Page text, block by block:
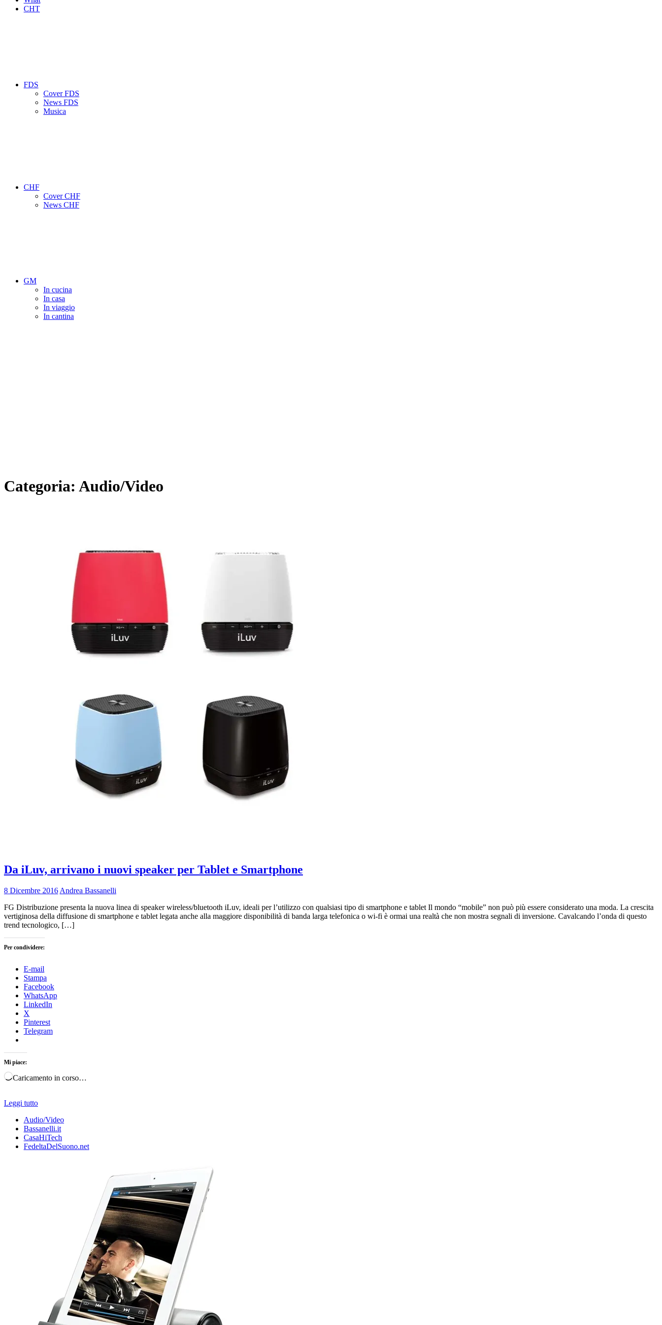
CHT
FDS
Cover FDS
News FDS
Musica
CHF
Cover CHF
News CHF
GM
In cucina
In casa
In viaggio
In cantina
Categoria: Audio/Video
Da iLuv, arrivano i nuovi speaker per Tablet e Smartphone
8 Dicembre 2016 Andrea Bassanelli
FG Distribuzione presenta la nuova linea di speaker wireless/bluetooth iLuv, ideali per l’utilizzo con qualsiasi tipo di smartphone e tablet Il mondo “mobile” non può più essere considerato una moda. La crescita
vertiginosa della diffusione di smartphone e tablet legata anche alla maggiore disponibilità di banda larga telefonica o wi-fi è ormai una realtà che non mostra segnali di inversione. Cavalcando l’onda di questo
trend tecnologico, […]
Per condividere:
E-mail
Stampa
Facebook
WhatsApp
LinkedIn
X
Pinterest
Telegram
Mi piace:
Caricamento in corso…
Leggi tutto
Audio/Video
Bassanelli.it
CasaHiTech
FedeltaDelSuono.net